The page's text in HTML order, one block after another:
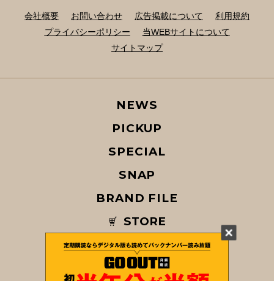
会社概要 お問い合わせ 広告掲載について
利用規約
プライバシーポリシー
当WEBサイトについて
サイトマップ
NEWS
PICKUP
SPECIAL
SNAP
BRAND FILE
STORE
MAGAZINE